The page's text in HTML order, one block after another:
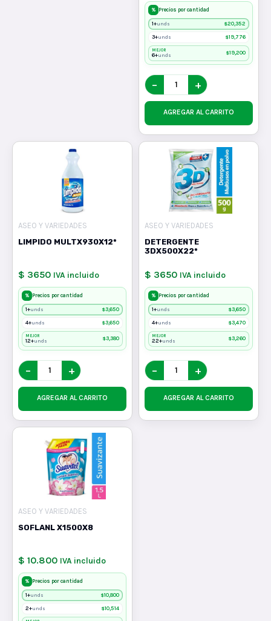
% Precios por cantidad
1+unds $20,352
3+unds $19,776
MEJOR
6+unds $19,200
− +
AGREGAR AL CARRITO
ASEO Y VARIEDADES
LIMPIDO MULTX930X12*
$ 3650 IVA incluido
% Precios por cantidad
1+unds $3,650
4+unds $3,650
MEJOR
12+unds $3,380
− +
AGREGAR AL CARRITO
ASEO Y VARIEDADES
DETERGENTE
3DX500X22*
$ 3650 IVA incluido
% Precios por cantidad
1+unds $3,650
4+unds $3,470
MEJOR
22+unds $3,260
− +
AGREGAR AL CARRITO
ASEO Y VARIEDADES
SOFLANL X1500X8
$ 10.800 IVA incluido
% Precios por cantidad
1+unds $10,800
2+unds $10,514